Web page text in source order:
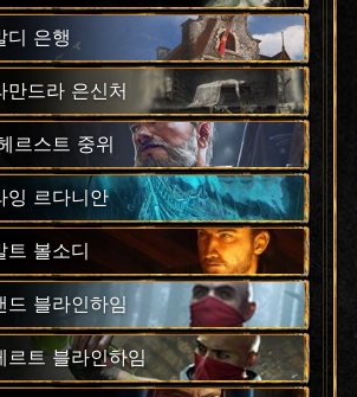
디 은행
만드라 은신처
르스트 중위
잉 르다니안
트 볼소디
드 블라인하임
르트 블라인하임